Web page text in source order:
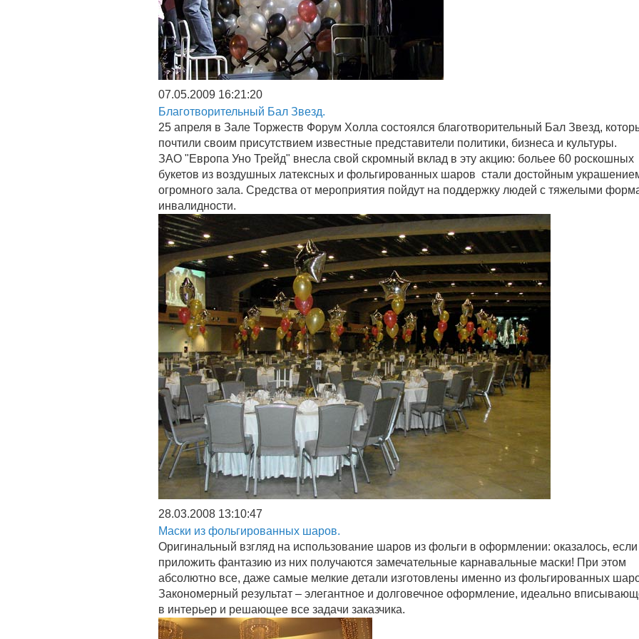
07.05.2009 16:21:20
Благотворительный Бал Звезд.
25 апреля в Зале Торжеств Форум Холла состоялся благотворительный Бал Звезд,
почтили своим присутствием известные представители политики, бизнеса и культуры.
ЗАО "Европа Уно Трейд" внесла свой скромный вклад в эту акцию: больее 60 роскошных
букетов из воздушных латексных и фольгированных шаров стали достойным
огромного зала. Средства от мероприятия пойдут на поддержку людей с тяжелыми
инвалидности.
28.03.2008 13:10:47
Маски из фольгированных шаров.
Оригинальный взгляд на использование шаров из фольги в оформлении: оказалось, если
приложить фантазию из них получаются замечательные карнавальные маски! При этом
абсолютно все, даже самые мелкие детали изготовлены именно из фольгированных
Закономерный результат – элегантное и долговечное оформление, идеально
в интерьер и решающее все задачи заказчика.